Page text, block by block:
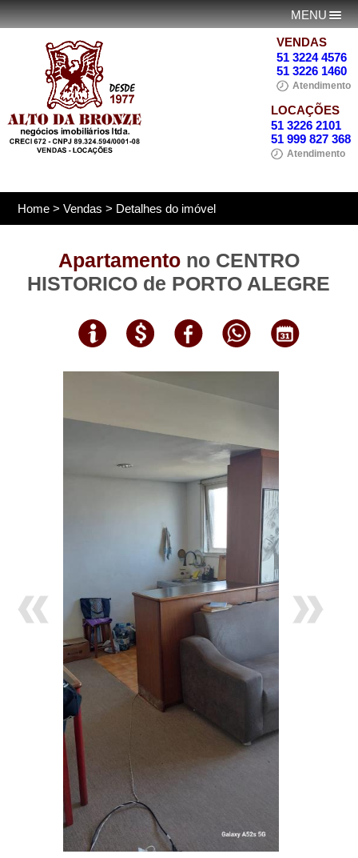
MENU
VENDAS
51 3224 4576
51 3226 1460
Atendimento
LOCAÇÕES
51 3226 2101
51 999 827 368
Atendimento
Home >Vendas > Detalhes do imóvel
Apartamentono CENTRO
HISTORICO de PORTO ALEGRE